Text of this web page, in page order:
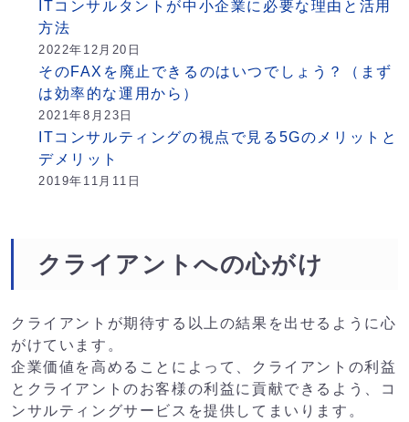
ITコンサルタントが中小企業に必要な理由と活用
方法
2022年12月20日
そのFAXを廃止できるのはいつでしょう？（まず
は効率的な運用から）
2021年8月23日
ITコンサルティングの視点で見る5Gのメリットと
デメリット
2019年11月11日
クライアントへの心がけ
クライアントが期待する以上の結果を出せるように心
がけています。
企業価値を高めることによって、クライアントの利益
とクライアントのお客様の利益に貢献できるよう、コ
ンサルティングサービスを提供してまいります。